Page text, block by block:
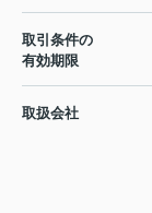
取引条件の
有効期限
取扱会社